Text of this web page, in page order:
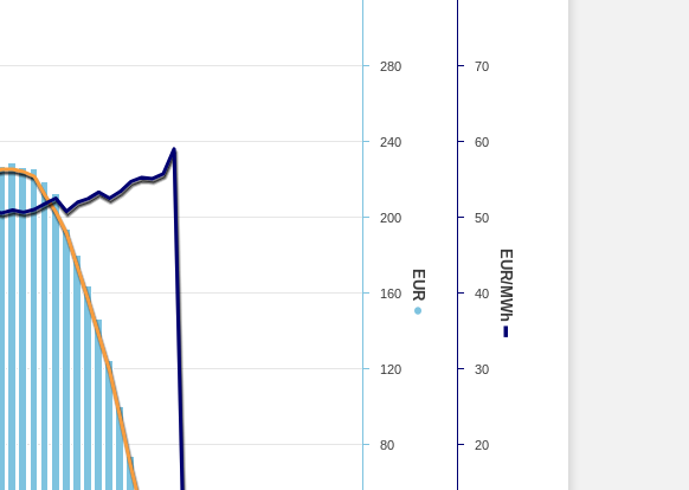
EUR
● EUR/MWh
80
120
160
200
240
280
20
30
40
50
60
70